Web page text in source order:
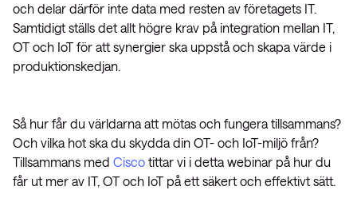
och delar därför inte data med resten av företagets IT.
Samtidigt ställs det allt högre krav på integration mellan IT,
OT och IoT för att synergier ska uppstå och skapa värde i
produktionskedjan.
Så hur får du världarna att mötas och fungera tillsammans?
Och vilka hot ska du skydda din OT- och IoT-miljö från?
Tillsammans med Cisco tittar vi i detta webinar på hur du
får ut mer av IT, OT och IoT på ett säkert och effektivt sätt.